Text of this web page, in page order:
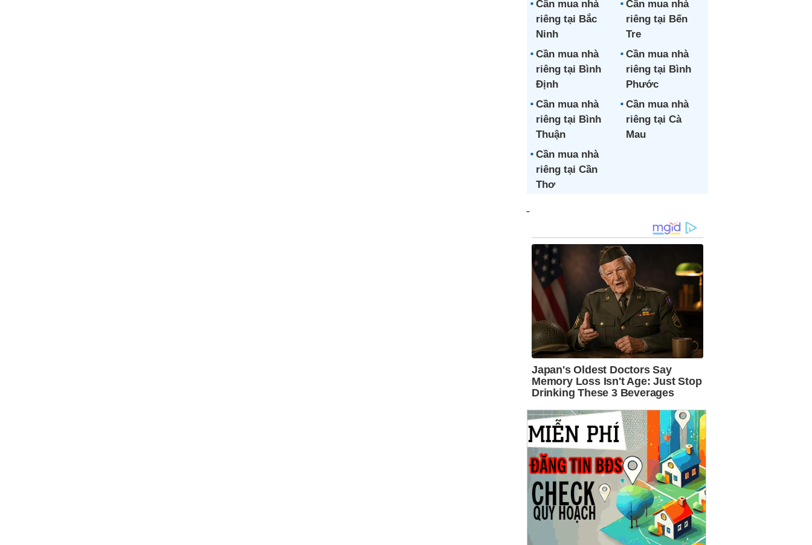
Cần mua nhà
riêng tại Bắc
Ninh
Cần mua nhà
riêng tại Bến
Tre
Cần mua nhà
riêng tại Bình
Định
Cần mua nhà
riêng tại Bình
Phước
Cần mua nhà
riêng tại Bình
Thuận
Cần mua nhà
riêng tại Cà
Mau
Cần mua nhà
riêng tại Cần
Thơ